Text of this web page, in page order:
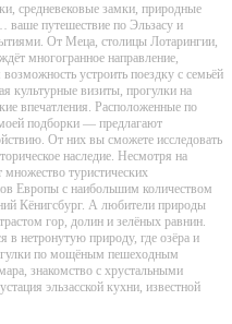
средневековые замки, природные
ваше путешествие по Эльзасу и
От Меца, столицы Лотарингии,
многогранное направление,
устроить поездку с семьёй
культурные визиты, прогулки на
впечатления. Расположенные по
подборки — предлагают
От них вы сможете исследовать
наследие. Несмотря на
туристических
Европы с наибольшим количеством
Кёнигсбург. А любители природы
гор, долин и зелёных равнин.
в нетронутую природу, где озёра и
по мощёным пешеходным
знакомство с хрустальными
эльзасской кухни, известной